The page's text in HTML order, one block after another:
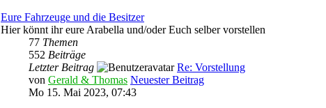
Eure Fahrzeuge und die Besitzer
Hier könnt ihr eure Arabella und/oder Euch selber vorstellen
77 Themen
552 Beiträge
Letzter Beitrag
Re: Vorstellung
von Gerald & Thomas Neuester Beitrag
Mo 15. Mai 2023, 07:43